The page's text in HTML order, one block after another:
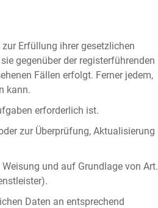
Erfüllung ihrer gesetzlichen
gegenüber der registerführenden
Fällen erfolgt. Ferner jedem,
kann.
erforderlich ist.
zur Überprüfung, Aktualisierung
und auf Grundlage von Art.
Daten an entsprechend